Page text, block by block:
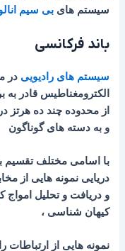
سیستم هایبی سیم
باند فرکانسی
سیستم های رادیوییدر
الکترومغناطیس قادر به
و به دسته های گوناگون
با اسامی مختلف تقسیم
دریایی نمونه هایی از
و دریافت و تحلیل امواج
کیهان شناسی ،
نمونه هایی از ارتباطات